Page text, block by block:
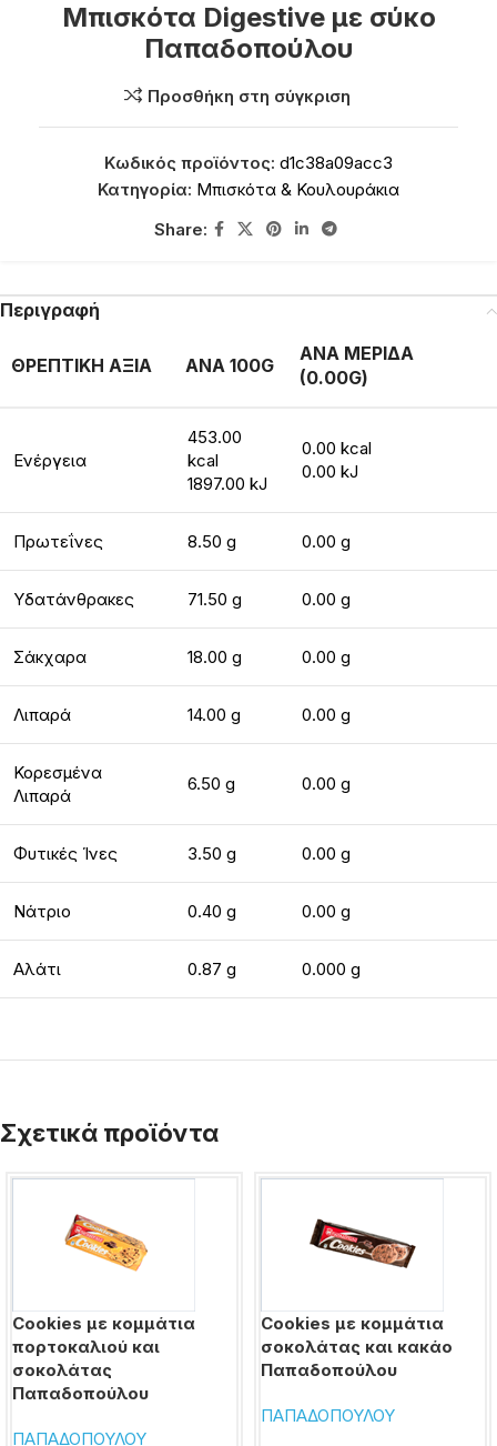
Μπισκότα Digestive με σύκο
Παπαδοπούλου
Προσθήκη στη σύγκριση
Κωδικός προϊόντος: d1c38a09acc3
Κατηγορία: Μπισκότα & Κουλουράκια
Share:
Περιγραφή
ΘΡΕΠΤΙΚΗ ΑΞΙΑ ΑΝΑ 100G
ΑΝΑ ΜΕΡΙΔΑ
(0.00G)
Ενέργεια
453.00
kcal
1897.00 kJ
0.00 kcal
0.00 kJ
Πρωτεΐνες 8.50 g 0.00 g
Υδατάνθρακες 71.50 g 0.00 g
Σάκχαρα 18.00 g 0.00 g
Λιπαρά 14.00 g 0.00 g
Κορεσμένα
Λιπαρά
6.50 g 0.00 g
Φυτικές Ίνες 3.50 g 0.00 g
Νάτριο 0.40 g 0.00 g
Αλάτι 0.87 g 0.000 g
Σχετικά προϊόντα
Cookies με κομμάτια
πορτοκαλιού και
σοκολάτας
Παπαδοπούλου
ΠΑΠΑΔΟΠΟΥΛΟΥ
Cookies με κομμάτια
σοκολάτας και κακάο
Παπαδοπούλου
ΠΑΠΑΔΟΠΟΥΛΟΥ